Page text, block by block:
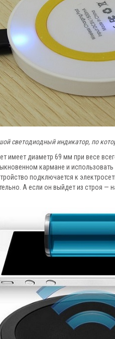
светодиодный индикатор, по
имеет диаметр 69 мм при весе
кармане и использовать
подключается к
А если он выйдет из строя —